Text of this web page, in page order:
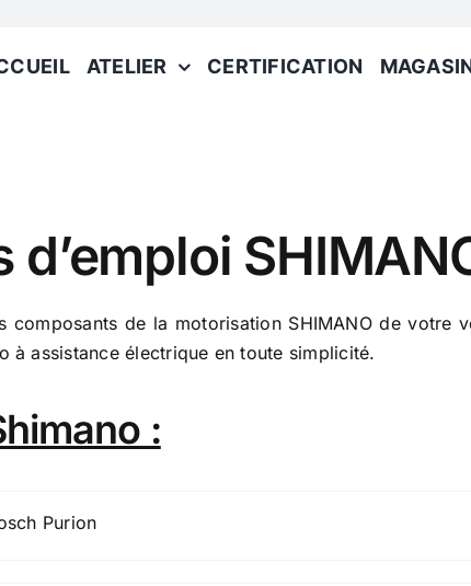
ATELIER CERTIFICATION
d’emploi
composants de la motorisation SHIMANO de votre
assistance électrique en toute simplicité.
:
Purion